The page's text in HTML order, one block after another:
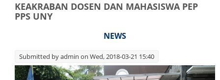
KEAKRABAN DOSEN DAN MAHASISWA PEP
PPS UNY
NEWS
Submitted byadmin on Wed, 2018-03-21 15:40